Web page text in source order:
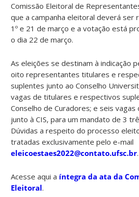
Comissão Eleitoral de
que a campanha eleitoral deverá ser
1º e 21 de março e a votação está
o dia 22 de março.
As eleições se destinam à indicação
oito representantes titulares e
suplentes junto ao Conselho
vagas de titulares e respectivos
Conselho de Curadores; e seis
junto à CIS, para um mandato de 3
Dúvidas a respeito do processo
tratadas exclusivamente pelo e-mail
eleicoestaes2022@contato.ufsc.br.
Acesse aqui a íntegra da ata da
Eleitoral.